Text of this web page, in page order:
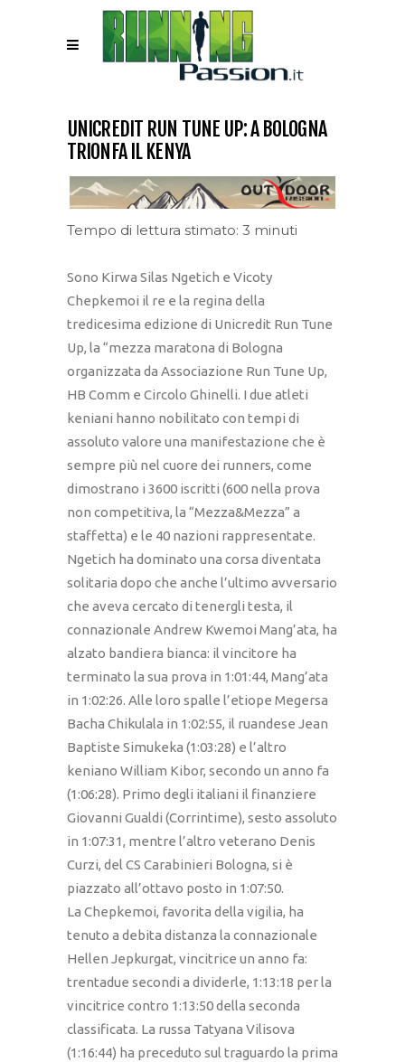
UNICREDIT RUN TUNE UP: A BOLOGNA
TRIONFA IL KENYA
Tempo di lettura stimato: 3 minuti
Sono Kirwa Silas Ngetich e Vicoty
Chepkemoi il re e la regina della
tredicesima edizione di Unicredit Run Tune
Up, la “mezza maratona di Bologna
organizzata da Associazione Run Tune Up,
HB Comm e Circolo Ghinelli. I due atleti
keniani hanno nobilitato con tempi di
assoluto valore una manifestazione che è
sempre più nel cuore dei runners, come
dimostrano i 3600 iscritti (600 nella prova
non competitiva, la “Mezza&Mezza” a
staffetta) e le 40 nazioni rappresentate.
Ngetich ha dominato una corsa diventata
solitaria dopo che anche l’ultimo avversario
che aveva cercato di tenergli testa, il
connazionale Andrew Kwemoi Mang’ata, ha
alzato bandiera bianca: il vincitore ha
terminato la sua prova in 1:01:44, Mang’ata
in 1:02:26. Alle loro spalle l’etiope Megersa
Bacha Chikulala in 1:02:55, il ruandese Jean
Baptiste Simukeka (1:03:28) e l’altro
keniano William Kibor, secondo un anno fa
(1:06:28). Primo degli italiani il finanziere
Giovanni Gualdi (Corrintime), sesto assoluto
in 1:07:31, mentre l’altro veterano Denis
Curzi, del CS Carabinieri Bologna, si è
piazzato all’ottavo posto in 1:07:50.
La Chepkemoi, favorita della vigilia, ha
tenuto a debita distanza la connazionale
Hellen Jepkurgat, vincitrice un anno fa:
trentadue secondi a dividerle, 1:13:18 per la
vincitrice contro 1:13:50 della seconda
classificata. La russa Tatyana Vilisova
(1:16:44) ha preceduto sul traguardo la prima